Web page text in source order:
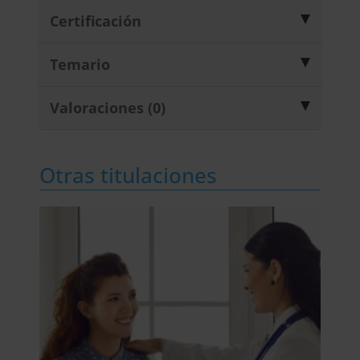
Certificación
Temario
Valoraciones (0)
Otras titulaciones